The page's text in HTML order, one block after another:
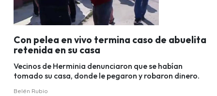
Con pelea en vivo termina caso de abuelita
retenida en su casa
Vecinos de Herminia denunciaron que se habían
tomado su casa, donde le pegaron y robaron dinero.
Belén Rubio